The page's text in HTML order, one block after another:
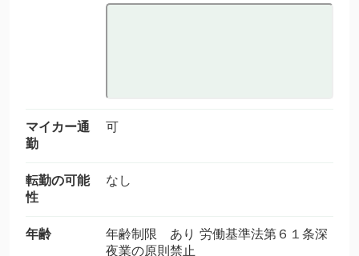
マイカー通
勤
可
転勤の可能
性
なし
年齢
年齢制限 あり 労働基準法第６１条深
夜業の原則禁止